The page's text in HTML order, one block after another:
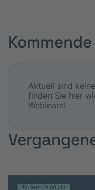
Aktuell sind
finden Sie hier
Webinare!